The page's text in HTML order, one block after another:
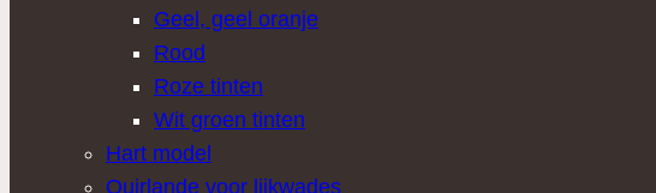
Geel, geel oranje
Rood
Roze tinten
Wit groen tinten
Hart model
Quirlande voor lijkwades